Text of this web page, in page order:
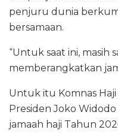
penjuru dunia
bersamaan.
“Untuk saat ini, masih
memberangkatkan
Untuk itu Komnas
Presiden Joko
jamaah haji Tahun